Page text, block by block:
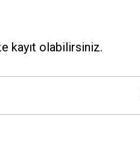
kayıt olabilirsiniz.